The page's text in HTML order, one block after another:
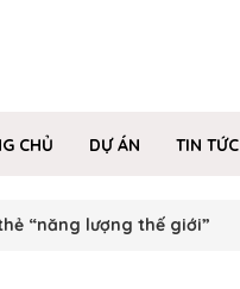
CHỦ DỰ ÁN TIN TỨC
“năng lượng thế giới”